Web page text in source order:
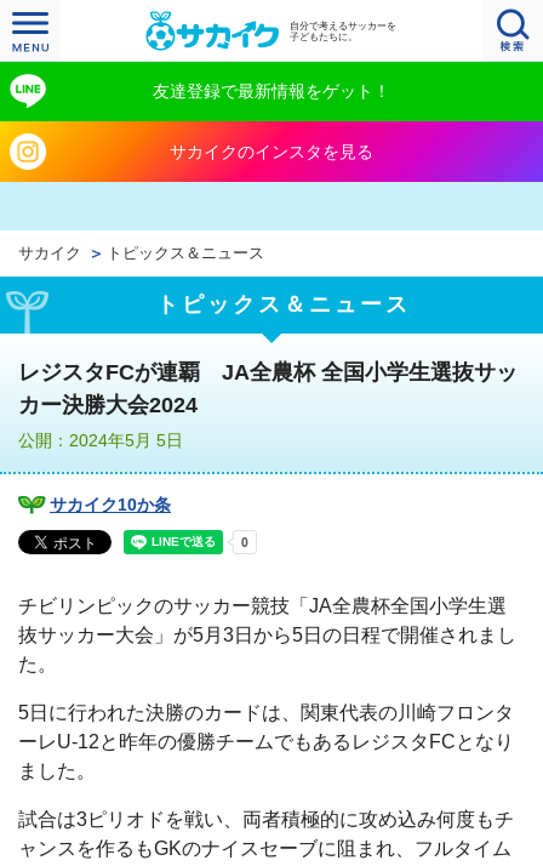
自分で考えるサッカーを
子どもたちに。
友達登録で最新情報をゲット！
サカイクのインスタを見る
サカイク トピックス＆ニュース
トピックス＆ニュース
レジスタFCが連覇 JA全農杯 全国小学生選抜サッ
カー決勝大会2024
公開：2024年5月 5日
サカイク10か条
チビリンピックのサッカー競技「JA全農杯全国小学生選
抜サッカー大会」が5月3日から5日の日程で開催されまし
た。
5日に行われた決勝のカードは、関東代表の川崎フロンタ
ーレU-12と昨年の優勝チームでもあるレジスタFCとなり
ました。
試合は3ピリオドを戦い、両者積極的に攻め込み何度もチ
ャンスを作るもGKのナイスセーブに阻まれ、フルタイム